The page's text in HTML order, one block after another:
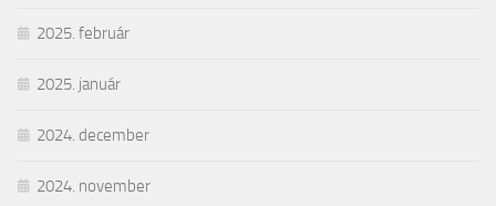
2025. február
2025. január
2024. december
2024. november